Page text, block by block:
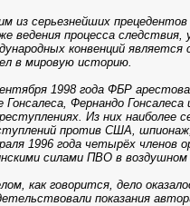
из серьезнейших
ведения процесса следствия,
конвенций
в мировую историю.
1998 года ФБР
Гонсалеса, Фернандо
Из них наиболее
против США,
1996 года четырёх членов
силами ПВО в
как говорится, дело
показания